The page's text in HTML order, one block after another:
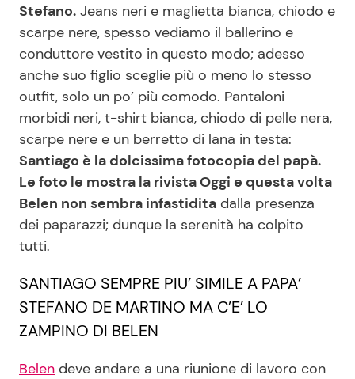
Info
Chi siamo
Disclaimer e Privacy
Redazione
Contattaci
Pubblicità
Privacy Policy
Stefano. Jeans neri e maglietta bianca, chiodo e
scarpe nere, spesso vediamo il ballerino e
conduttore vestito in questo modo; adesso
anche suo figlio sceglie più o meno lo stesso
outfit, solo un po’ più comodo. Pantaloni
morbidi neri, t-shirt bianca, chiodo di pelle nera,
scarpe nere e un berretto di lana in testa:
Santiago è la dolcissima fotocopia del papà.
Le foto le mostra la rivista Oggi e questa volta
Belen non sembra infastidita dalla presenza
dei paparazzi; dunque la serenità ha colpito
tutti.
SANTIAGO SEMPRE PIU’ SIMILE A PAPA’
STEFANO DE MARTINO MA C’E’ LO
ZAMPINO DI BELEN
Belen deve andare a una riunione di lavoro con